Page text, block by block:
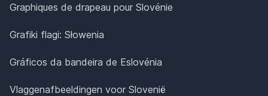
Graphiques de drapeau pour Slovénie
Grafiki flagi: Słowenia
Gráficos da bandeira de Eslovénia
Vlaggenafbeeldingen voor Slovenië